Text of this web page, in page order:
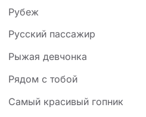
Рубеж
Русский пассажир
Рыжая девчонка
Рядом с тобой
Самый красивый гопник